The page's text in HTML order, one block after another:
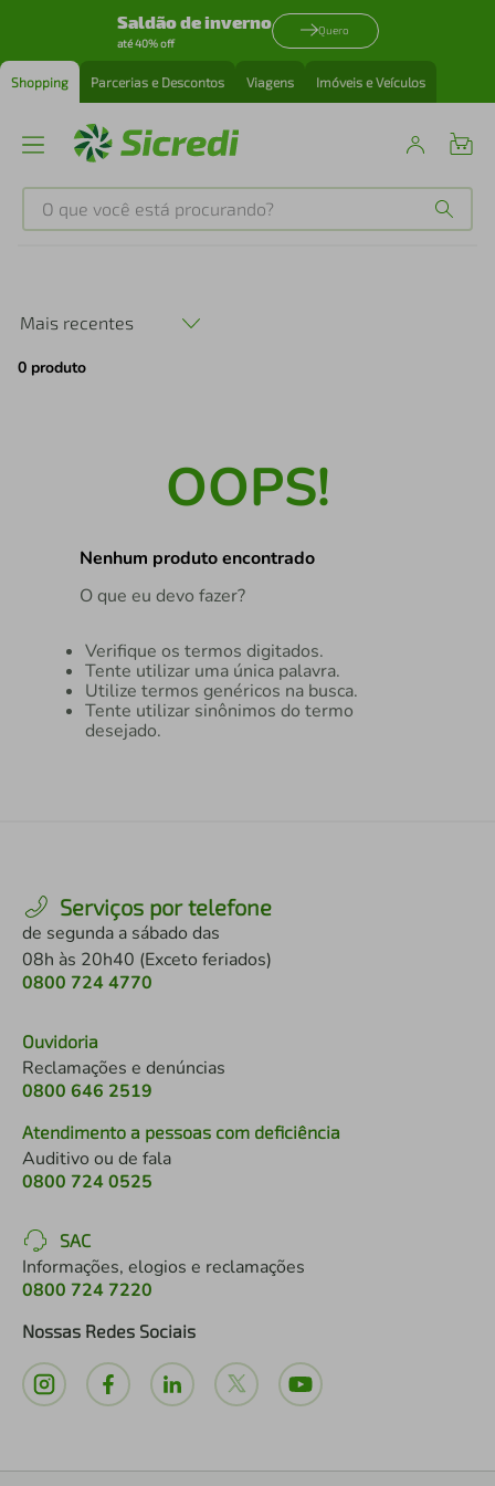
Saldão de inverno
até 40% off
Quero
Shopping Parcerias e Descontos Viagens Imóveis e Veículos
O que você está procurando?
Mais recentes
0 produto
OOPS!
Nenhum produto encontrado
O que eu devo fazer?
Verifique os termos digitados.
Tente utilizar uma única palavra.
Utilize termos genéricos na busca.
Tente utilizar sinônimos do termo
desejado.
Serviços por telefone
de segunda a sábado das
08h às 20h40 (Exceto feriados)
0800 724 4770
Ouvidoria
Reclamações e denúncias
0800 646 2519
Atendimento a pessoas com deficiência
Auditivo ou de fala
0800 724 0525
SAC
Informações, elogios e reclamações
0800 724 7220
Nossas Redes Sociais
2º
iphone